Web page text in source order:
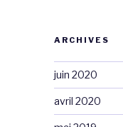
ARCHIVES
juin 2020
avril 2020